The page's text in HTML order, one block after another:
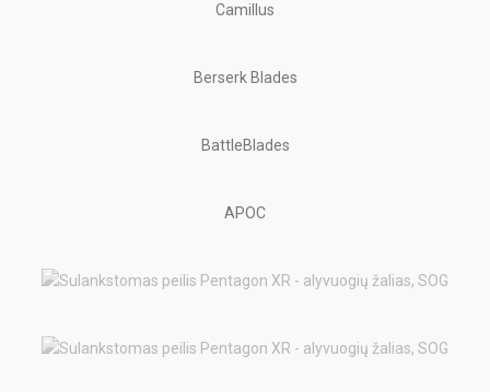
Camillus
Berserk Blades
BattleBlades
APOC